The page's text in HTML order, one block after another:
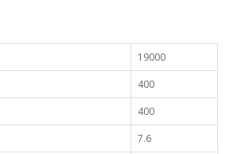
19000
400
400
7.6